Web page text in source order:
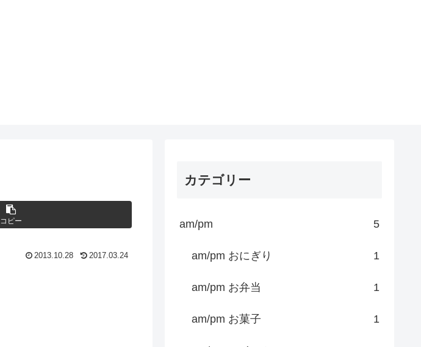
コピー
2013.10.28 2017.03.24
カテゴリー
am/pm 5
am/pm おにぎり 1
am/pm お弁当 1
am/pm お菓子 1